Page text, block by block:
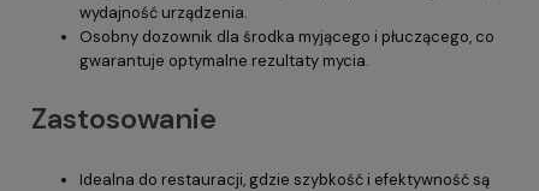
wydajność urządzenia.
Osobny dozownik dla środka myjącego i płuczącego, co
gwarantuje optymalne rezultaty mycia.
Zastosowanie
Idealna do restauracji, gdzie szybkość i efektywność są